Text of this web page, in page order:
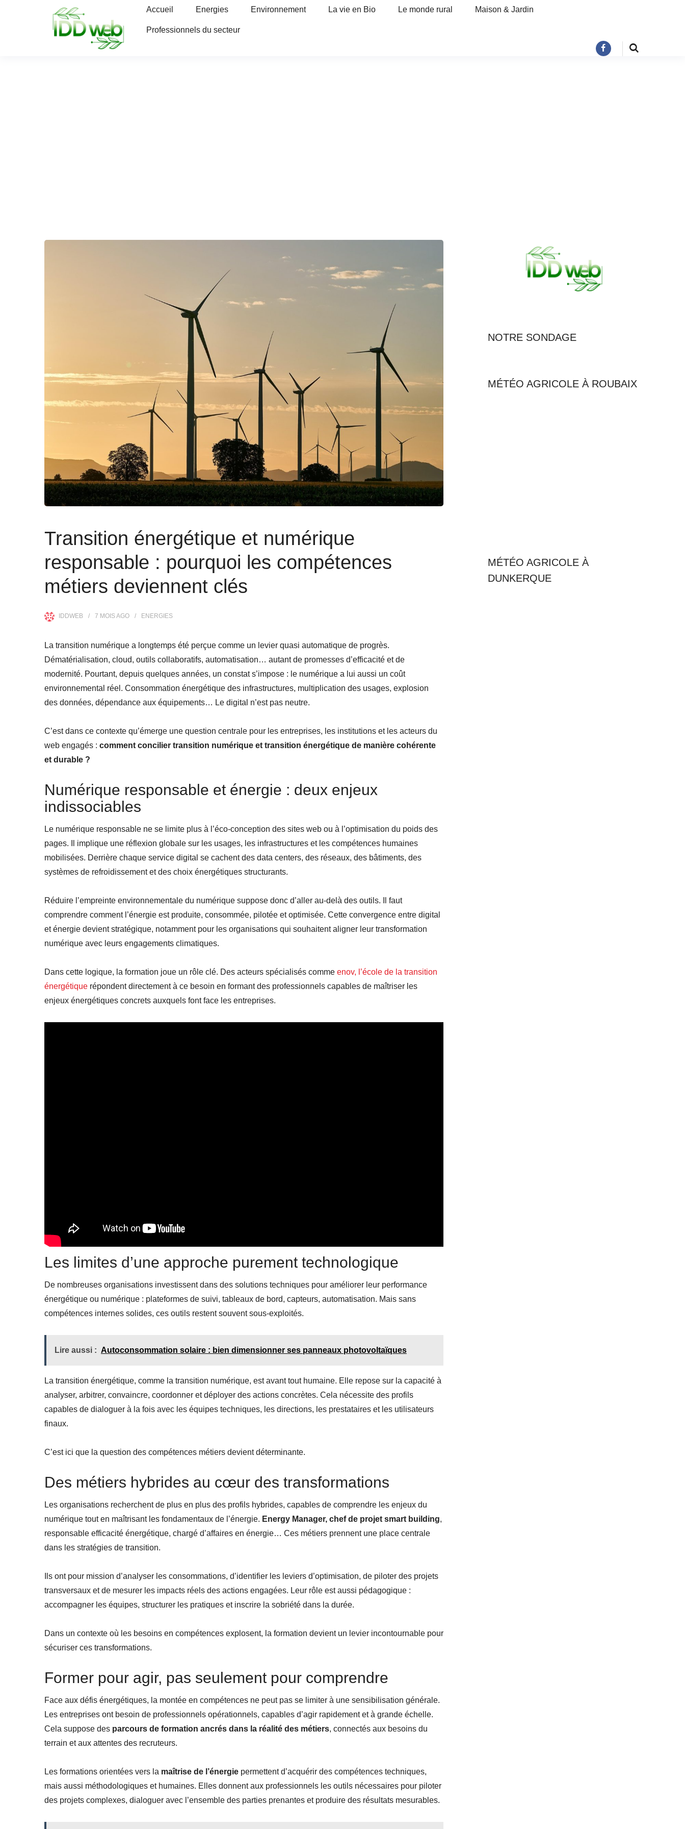
Accueil Energies Environnement La vie en Bio Le monde rural Maison & Jardin
Professionnels du secteur
Transition énergétique et numérique
responsable : pourquoi les compétences
métiers deviennent clés
IDDWEB 7 MOISAGO ENERGIES
La transition numérique a longtemps été perçue comme un levier quasi automatique de progrès.
Dématérialisation, cloud, outils collaboratifs, automatisation… autant de promesses d’efficacité et de
modernité. Pourtant, depuis quelques années, un constat s’impose : le numérique a lui aussi un coût
environnemental réel. Consommation énergétique des infrastructures, multiplication des usages, explosion
des données, dépendance aux équipements… Le digital n’est pas neutre.
C’est dans ce contexte qu’émerge une question centrale pour les entreprises, les institutions et les acteurs du
web engagés : comment concilier transition numérique et transition énergétique de manière cohérente
et durable ?
Numérique responsable et énergie : deux enjeux
indissociables
Le numérique responsable ne se limite plus à l’éco-conception des sites web ou à l’optimisation du poids des
pages. Il implique une réflexion globale sur les usages, les infrastructures et les compétences humaines
mobilisées. Derrière chaque service digital se cachent des data centers, des réseaux, des bâtiments, des
systèmes de refroidissement et des choix énergétiques structurants.
Réduire l’empreinte environnementale du numérique suppose donc d’aller au-delà des outils. Il faut
comprendre comment l’énergie est produite, consommée, pilotée et optimisée. Cette convergence entre digital
et énergie devient stratégique, notamment pour les organisations qui souhaitent aligner leur transformation
numérique avec leurs engagements climatiques.
Dans cette logique, la formation joue un rôle clé. Des acteurs spécialisés comme enov, l’école de la transition
énergétique répondent directement à ce besoin en formant des professionnels capables de maîtriser les
enjeux énergétiques concrets auxquels font face les entreprises.
Les limites d’une approche purement technologique
De nombreuses organisations investissent dans des solutions techniques pour améliorer leur performance
énergétique ou numérique : plateformes de suivi, tableaux de bord, capteurs, automatisation. Mais sans
compétences internes solides, ces outils restent souvent sous-exploités.
Lire aussi : Autoconsommation solaire : bien dimensionner ses panneaux photovoltaïques
La transition énergétique, comme la transition numérique, est avant tout humaine. Elle repose sur la capacité à
analyser, arbitrer, convaincre, coordonner et déployer des actions concrètes. Cela nécessite des profils
capables de dialoguer à la fois avec les équipes techniques, les directions, les prestataires et les utilisateurs
finaux.
C’est ici que la question des compétences métiers devient déterminante.
Des métiers hybrides au cœur des transformations
Les organisations recherchent de plus en plus des profils hybrides, capables de comprendre les enjeux du
numérique tout en maîtrisant les fondamentaux de l’énergie. Energy Manager, chef de projet smart building,
responsable efficacité énergétique, chargé d’affaires en énergie… Ces métiers prennent une place centrale
dans les stratégies de transition.
Ils ont pour mission d’analyser les consommations, d’identifier les leviers d’optimisation, de piloter des projets
transversaux et de mesurer les impacts réels des actions engagées. Leur rôle est aussi pédagogique :
accompagner les équipes, structurer les pratiques et inscrire la sobriété dans la durée.
Dans un contexte où les besoins en compétences explosent, la formation devient un levier incontournable pour
sécuriser ces transformations.
Former pour agir, pas seulement pour comprendre
Face aux défis énergétiques, la montée en compétences ne peut pas se limiter à une sensibilisation générale.
Les entreprises ont besoin de professionnels opérationnels, capables d’agir rapidement et à grande échelle.
Cela suppose des parcours de formation ancrés dans la réalité des métiers, connectés aux besoins du
terrain et aux attentes des recruteurs.
Les formations orientées vers la maîtrise de l’énergie permettent d’acquérir des compétences techniques,
mais aussi méthodologiques et humaines. Elles donnent aux professionnels les outils nécessaires pour piloter
des projets complexes, dialoguer avec l’ensemble des parties prenantes et produire des résultats mesurables.
NOTRE SONDAGE
MÉTÉO AGRICOLE À ROUBAIX
MÉTÉO AGRICOLE À
DUNKERQUE